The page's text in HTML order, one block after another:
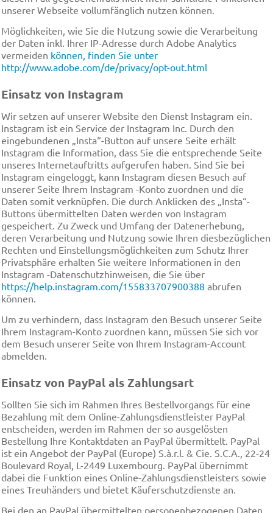
unserer Webseite vollumfänglich nutzen können.
Möglichkeiten, wie Sie die Nutzung sowie die Verarbeitung
der Daten inkl. Ihrer IP-Adresse durch Adobe Analytics
vermeiden können, finden Sie unter
http://www.adobe.com/de/privacy/opt-out.html
Einsatz von Instagram
Wir setzen auf unserer Website den Dienst Instagram ein.
Instagram ist ein Service der Instagram Inc. Durch den
eingebundenen „Insta“-Button auf unsere Seite erhält
Instagram die Information, dass Sie die entsprechende Seite
unseres Internetauftritts aufgerufen haben. Sind Sie bei
Instagram eingeloggt, kann Instagram diesen Besuch auf
unserer Seite Ihrem Instagram -Konto zuordnen und die
Daten somit verknüpfen. Die durch Anklicken des „Insta“-
Buttons übermittelten Daten werden von Instagram
gespeichert. Zu Zweck und Umfang der Datenerhebung,
deren Verarbeitung und Nutzung sowie Ihren diesbezüglichen
Rechten und Einstellungsmöglichkeiten zum Schutz Ihrer
Privatsphäre erhalten Sie weitere Informationen in den
Instagram -Datenschutzhinweisen, die Sie über
https://help.instagram.com/155833707900388 abrufen
können.
Um zu verhindern, dass Instagram den Besuch unserer Seite
Ihrem Instagram-Konto zuordnen kann, müssen Sie sich vor
dem Besuch unserer Seite von Ihrem Instagram-Account
abmelden.
Einsatz von PayPal als Zahlungsart
Sollten Sie sich im Rahmen Ihres Bestellvorgangs für eine
Bezahlung mit dem Online-Zahlungsdienstleister PayPal
entscheiden, werden im Rahmen der so ausgelösten
Bestellung Ihre Kontaktdaten an PayPal übermittelt. PayPal
ist ein Angebot der PayPal (Europe) S.à.r.l. & Cie. S.C.A., 22-24
Boulevard Royal, L-2449 Luxembourg. PayPal übernimmt
dabei die Funktion eines Online-Zahlungsdienstleisters sowie
eines Treuhänders und bietet Käuferschutzdienste an.
Bei den an PayPal übermittelten personenbezogenen Daten